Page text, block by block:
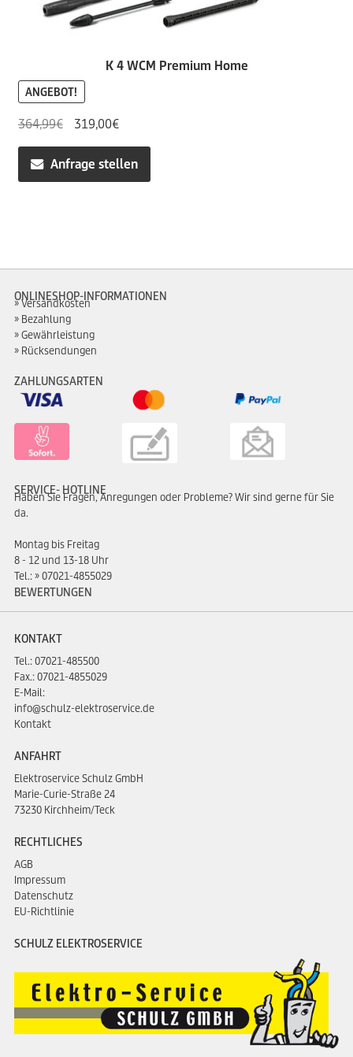
K 4 WCM Premium Home
ANGEBOT!
364,99€
Ursprünglicher
Preis
war:
364,99€
319,00€Aktueller
Preis
ist:
319,00€.
Anfrage stellen
ONLINESHOP-INFORMATIONEN
Versandkosten
Bezahlung
Gewährleistung
Rücksendungen
ZAHLUNGSARTEN
SERVICE- HOTLINE
Haben Sie Fragen, Anregungen oder Probleme? Wir sind gerne für Sie
da.
Montag bis Freitag
8 - 12 und 13-18 Uhr
Tel.: 07021-4855029
BEWERTUNGEN
KONTAKT
Tel.:07021-485500
Fax.: 07021-4855029
E-Mail:
info@schulz-elektroservice.de
Kontakt
ANFAHRT
Elektroservice Schulz GmbH
Marie-Curie-Straße 24
73230 Kirchheim/Teck
RECHTLICHES
AGB
Impressum
Datenschutz
EU-Richtlinie
SCHULZ ELEKTROSERVICE